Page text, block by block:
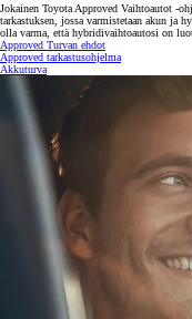
Jokainen Toyota Approved Vaihtoautot -
tarkastuksen, jossa varmistetaan akun ja
olla varma, että hybridivaihtoautosi on
Approved Turvan ehdot
Approved tarkastusohjelma
Akkuturva